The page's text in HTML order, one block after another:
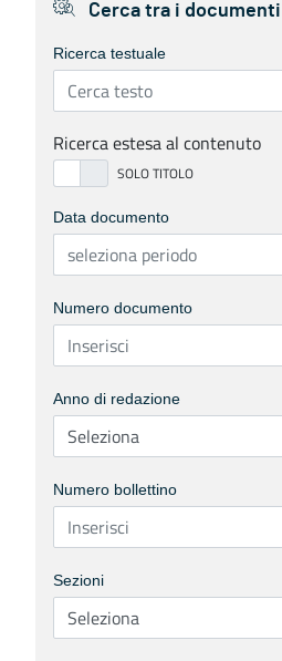
Cerca tra i documenti
Ricerca testuale
Ricerca estesa al contenuto
Data documento
Numero documento
Anno di redazione
Numero bollettino
Sezioni